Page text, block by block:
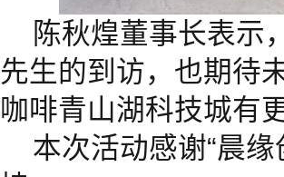
陈秋煌董事长表示
先生的到访，也期待
咖啡青山湖科技城有
本次活动感谢“晨